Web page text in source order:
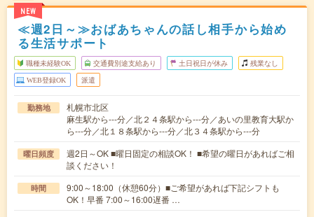
NEW
≪週2日～≫おばあちゃんの話し相手から始め
る生活サポート
職種未経験OK 交通費別途支給あり 土日祝日が休み 残業なし
WEB登録OK 派遣
勤務地
札幌市北区
麻生駅から---分／北２４条駅から---分／あいの里教育大駅か
ら---分／北１８条駅から---分／北３４条駅から---分
曜日頻度
週2日～OK ■曜日固定の相談OK！ ■希望の曜日があればご相
談ください！
時間
9:00～18:00（休憩60分）■ご希望があれば下記シフトも
OK！早番 7:00～16:00遅番 …